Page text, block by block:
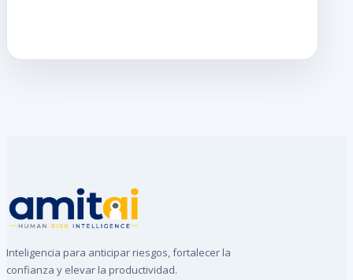
Inteligencia para anticipar riesgos, fortalecer la
confianza y elevar la productividad.